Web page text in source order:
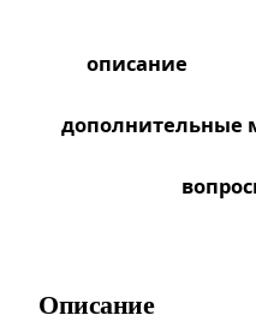
описание
дополнительные
Описание